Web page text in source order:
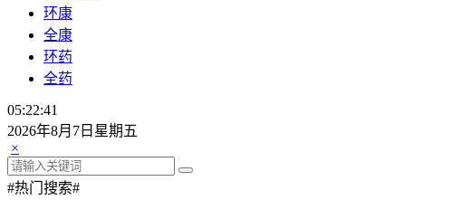
环康
全康
环药
全药
05:22:42
2026年8月7日星期五
×
#热门搜索#